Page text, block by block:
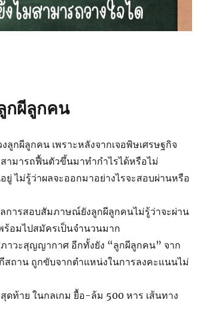
กผีลูกคน
ลูกผีลูกคน เพราะหลังจากเจอพิษเศรษฐกิจ
ามารถฟื้นตัวขึ้นมาทำกำไรได้หรือไม่
ไม่รู้ว่าผลจะออกมาอย่างไรจะสอบผ่านหรือ
การสอบสัมภาษณ์ยังลูกผีลูกคนไม่รู้ว่าจะผ่าน
อมไปสมัครเป็นจำนวนมาก
าวะสุญญากาศ อีกทั้งยัง “ลูกผีลูกคน” จาก
ถาน ถูกขับจากตำแหน่งในการลงคะแนนไม่
ดท้าย ในกลเกม ยื้อ-ล้ม 500 หาร เส้นทาง